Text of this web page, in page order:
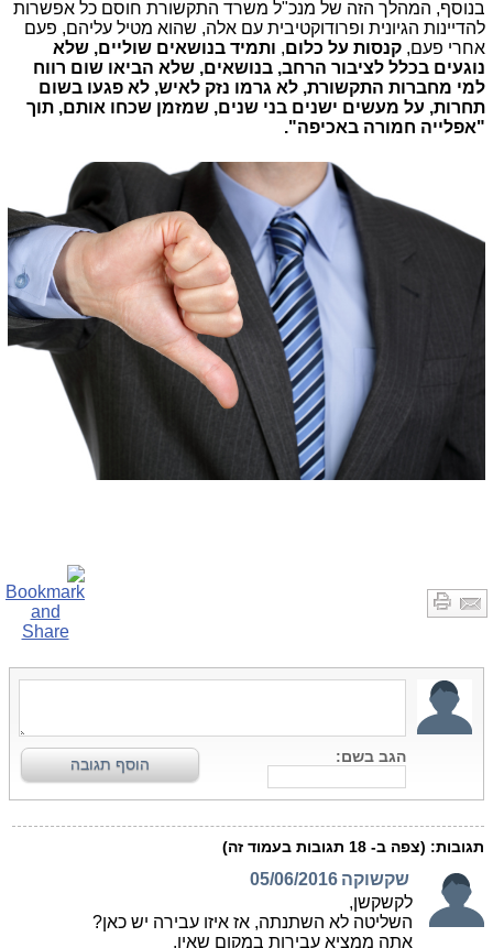
בנוסף, המהלך הזה של מנכ"ל משרד התקשורת חוסם כל אפשרות
להדיינות הגיונית ופרודוקטיבית עם אלה, שהוא מטיל עליהם, פעם
אחרי פעם, קנסות על כלום, ותמיד בנושאים שוליים, שלא
נוגעים בכלל לציבור הרחב, בנושאים, שלא הביאו שום רווח
למי מחברות התקשורת, לא גרמו נזק לאיש, לא פגעו בשום
תחרות, על מעשים ישנים בני שנים, שמזמן שכחו אותם, תוך
"אפלייה חמורה באכיפה".